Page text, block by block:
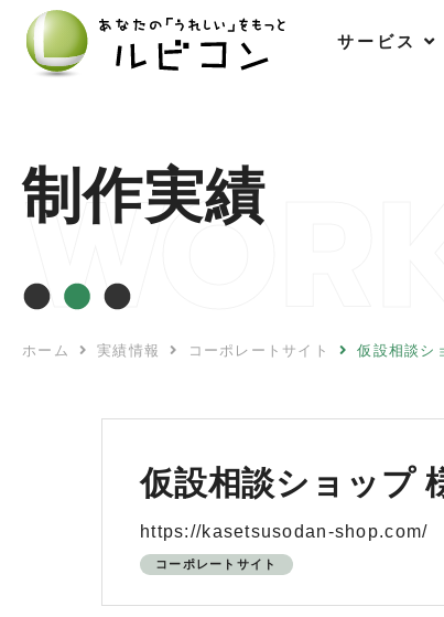
サ ー ビ ス
制作実績
ホーム 実績情報 コーポレートサイト 仮設相談シ
仮設相談ショップ
https://kasetsusodan-shop.com/
コーポレートサイト